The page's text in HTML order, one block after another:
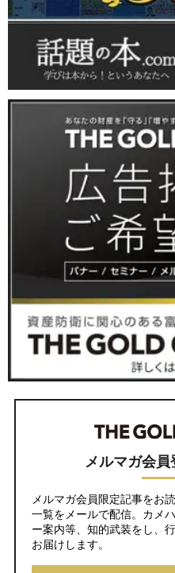
メルマガ会員
メルマガ会員限定記事をお
一覧をメールで配信。カメ
ー案内等、知的武装をし、
お届けします。